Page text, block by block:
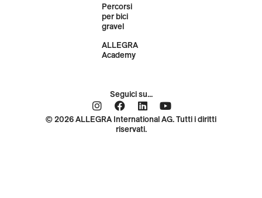
Percorsi
per bici
gravel
ALLEGRA
Academy
Seguici su...
© 2026 ALLEGRA International AG. Tutti i diritti
riservati.